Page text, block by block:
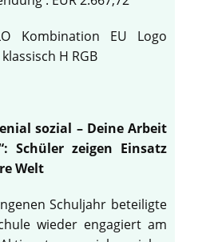
sozial – Deine Arbeit
Schüler zeigen Einsatz
Welt
Schuljahr beteiligte
wieder engagiert am